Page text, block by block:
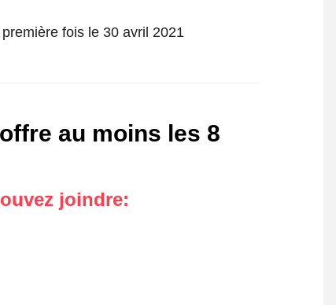
fois le 30 avril 2021
au moins les 8
joindre: